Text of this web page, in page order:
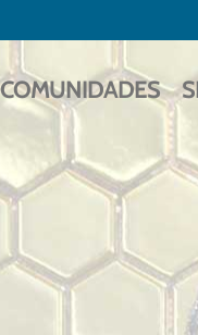
COMUNIDADES